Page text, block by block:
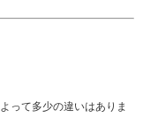
って多少の違いはありま